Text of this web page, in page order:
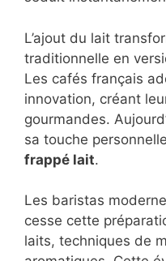
sucre et glace dans
onctueuse qui séduit
L’ajout du lait
grecque
universelle. Les
rapidement cette
propres
personnelle à cette
Les baristas